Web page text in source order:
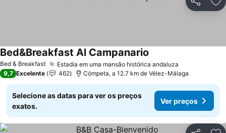
Partilhar
Bed & Breakfast Estadia em uma mansão histórica andaluza
Bed&Breakfast Al Campanario
9,7 Excelente 462 Cómpeta, a 12.7 km de Vélez-Málaga
Selecione as datas para ver os preços
exatos.
Ver preços